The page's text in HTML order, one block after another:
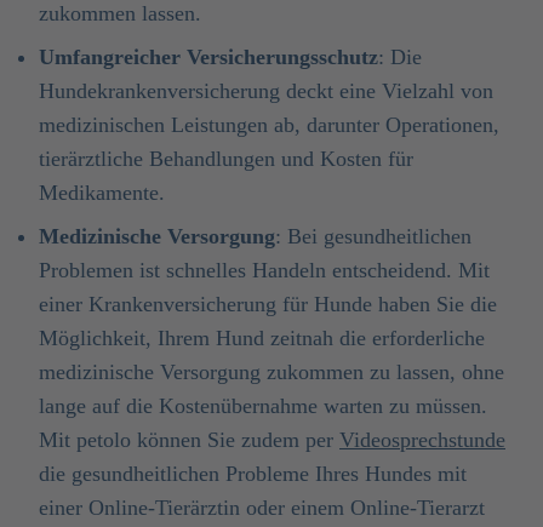
zukommen lassen.
Umfangreicher Versicherungsschutz: Die
Hundekrankenversicherung deckt eine Vielzahl von
medizinischen Leistungen ab, darunter Operationen,
tierärztliche Behandlungen und Kosten für
Medikamente.
Medizinische Versorgung: Bei gesundheitlichen
Problemen ist schnelles Handeln entscheidend. Mit
einer Krankenversicherung für Hunde haben Sie die
Möglichkeit, Ihrem Hund zeitnah die erforderliche
medizinische Versorgung zukommen zu lassen, ohne
lange auf die Kostenübernahme warten zu müssen.
Mit petolo können Sie zudem per Videosprechstunde
die gesundheitlichen Probleme Ihres Hundes mit
einer Online-Tierärztin oder einem Online-Tierarzt